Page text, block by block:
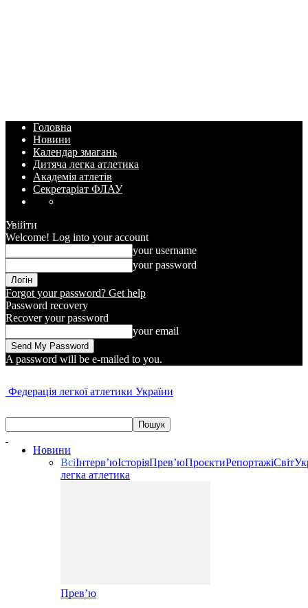
Головна
Новини
Календар змагань
Дитяча легка атлетика
Академія атлетів
Секретаріат ФЛАУ
Увійти
Welcome! Log into your account
your username
your password
Forgot your password? Get help
Password recovery
Recover your password
your email
A password will be e-mailed to you.
Федерація легкої атлетики України
Новини
ВсіІнтерв’юІсторіяПрев’юПроєктиРепортажіСвіт
легка атлетика
Прев’ю